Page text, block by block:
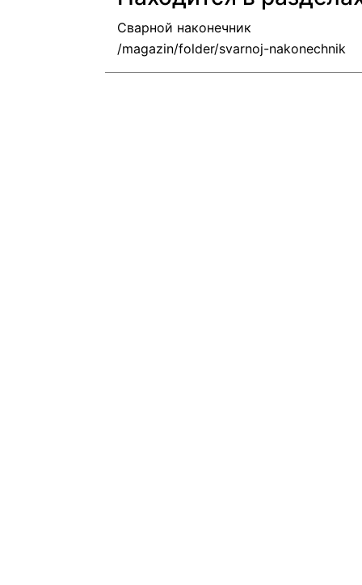
Сварной наконечник